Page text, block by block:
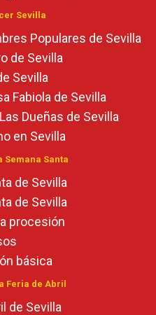
Sevilla
Populares de Sevilla
de Sevilla
Sevilla
Fabiola de Sevilla
Dueñas de Sevilla
en Sevilla
Santa
de Sevilla
de Sevilla
procesión
básica
Feria de Abril
de Sevilla